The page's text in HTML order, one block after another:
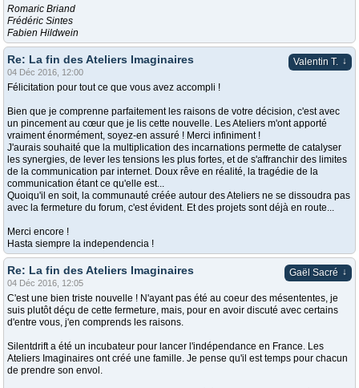
Romaric Briand
Frédéric Sintes
Fabien Hildwein
Valentin T. ↓
Re: La fin des Ateliers Imaginaires
04 Déc 2016, 12:00
Félicitation pour tout ce que vous avez accompli !
Bien que je comprenne parfaitement les raisons de votre décision, c'est avec
un pincement au cœur que je lis cette nouvelle. Les Ateliers m'ont apporté
vraiment énormément, soyez-en assuré ! Merci infiniment !
J'aurais souhaité que la multiplication des incarnations permette de catalyser
les synergies, de lever les tensions les plus fortes, et de s'affranchir des limites
de la communication par internet. Doux rêve en réalité, la tragédie de la
communication étant ce qu'elle est...
Quoiqu'il en soit, la communauté créée autour des Ateliers ne se dissoudra pas
avec la fermeture du forum, c'est évident. Et des projets sont déjà en route...
Merci encore !
Hasta siempre la independencia !
Gaël Sacré ↓
Re: La fin des Ateliers Imaginaires
04 Déc 2016, 12:05
C'est une bien triste nouvelle ! N'ayant pas été au coeur des mésententes, je
suis plutôt déçu de cette fermeture, mais, pour en avoir discuté avec certains
d'entre vous, j'en comprends les raisons.
Silentdrift a été un incubateur pour lancer l'indépendance en France. Les
Ateliers Imaginaires ont créé une famille. Je pense qu'il est temps pour chacun
de prendre son envol.